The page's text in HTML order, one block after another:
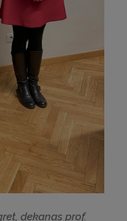
dekanas prof.